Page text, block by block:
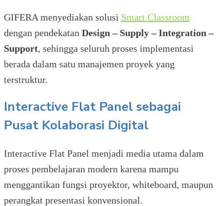
GIFERA menyediakan solusi Smart Classroom
dengan pendekatan Design – Supply – Integration –
Support, sehingga seluruh proses implementasi
berada dalam satu manajemen proyek yang
terstruktur.
Interactive Flat Panel sebagai
Pusat Kolaborasi Digital
Interactive Flat Panel menjadi media utama dalam
proses pembelajaran modern karena mampu
menggantikan fungsi proyektor, whiteboard, maupun
perangkat presentasi konvensional.